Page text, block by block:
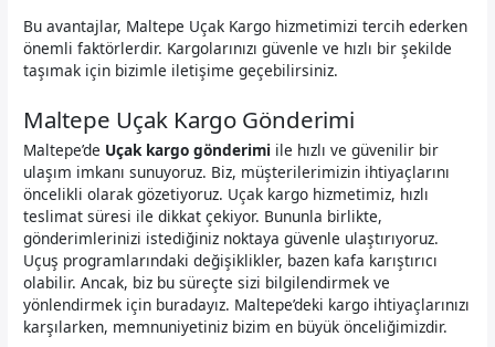
Bu avantajlar, Maltepe Uçak Kargo hizmetimizi tercih ederken
önemli faktörlerdir. Kargolarınızı güvenle ve hızlı bir şekilde
taşımak için bizimle iletişime geçebilirsiniz.
Maltepe Uçak Kargo Gönderimi
Maltepe’de Uçak kargo gönderimi ile hızlı ve güvenilir bir
ulaşım imkanı sunuyoruz. Biz, müşterilerimizin ihtiyaçlarını
öncelikli olarak gözetiyoruz. Uçak kargo hizmetimiz, hızlı
teslimat süresi ile dikkat çekiyor. Bununla birlikte,
gönderimlerinizi istediğiniz noktaya güvenle ulaştırıyoruz.
Uçuş programlarındaki değişiklikler, bazen kafa karıştırıcı
olabilir. Ancak, biz bu süreçte sizi bilgilendirmek ve
yönlendirmek için buradayız. Maltepe’deki kargo ihtiyaçlarınızı
karşılarken, memnuniyetiniz bizim en büyük önceliğimizdir.